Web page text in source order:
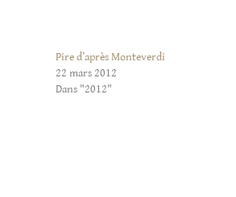
Pire d’après Monteverdi
22 mars 2012
Dans "2012"